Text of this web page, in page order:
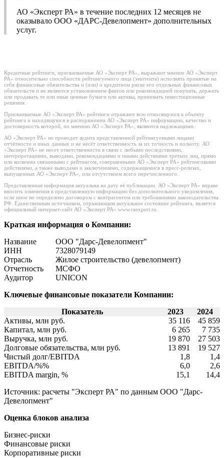
АО «Эксперт РА» в течение последних 12 месяцев не
оказывало ООО «ДАРС-Девелопмент» дополнительных
услуг.
Кредитные рейтинги, присваиваемые АО «Эксперт РА», выражают мнение АО «Эксперт
РА» относительно способности рейтингуемого лица (эмитента) исполнять принятые на
себя финансовые обязательства и (или) о кредитном риске его отдельных финансовых
обязательств и не являются установлением фактов или рекомендацией покупать, держать
или продавать те или иные ценные бумаги или активы, принимать инвестиционные
решения.
Присваиваемые АО «Эксперт РА» рейтинги отражают всю относящуюся к объекту
рейтинга и находящуюся в распоряжении АО «Эксперт РА» информацию, качество и
достоверность которой, по мнению АО «Эксперт РА», являются надлежащими.
АО «Эксперт РА» не проводит аудита представленной рейтингуемыми лицами
отчётности и иных данных и не несёт ответственность за их точность и полноту. АО
«Эксперт РА» не несет ответственности в связи с любыми последствиями,
интерпретациями, выводами, рекомендациями и иными действиями третьих лиц, прямо
или косвенно связанными с рейтингом, совершенными АО «Эксперт РА» рейтинговыми
действиями, а также выводами и заключениями, содержащимися в пресс-релизах,
выпущенных АО «Эксперт РА», или отсутствием всего перечисленного.
Представленная информация актуальна на дату её публикации. АО «Эксперт РА» вправе
вносить изменения в представленную информацию без дополнительного уведомления,
если иное не определено договором с контрагентом или требованиями законодательства
РФ. Единственным источником, отражающим актуальное состояние рейтинга, является
официальный интернет-сайт АО «Эксперт РА» www.raexpert.ru.
Краткая информация о Компании:
Название
ООО "Дарс-Девелопмент"
ИНН
7328079149
Отрасль
Жилое строительство (девелопмент)
Отчетность
МСФО
Аудитор
UNICON
Ключевые финансовые показатели Компании:
Показатель
2023
2024
Активы, млн руб.
35 116
45 859
Капитал, млн руб.
6 265
7 735
Выручка, млн руб.
19 870
27 503
Долговые обязательства, млн руб.
13 891
19 527
Чистый долг/EBITDA
1,8
1,4
EBITDA/%%
6,0
2,6
EBITDA margin, %
15,1
14,4
Источник: расчеты "Эксперт РА" по данным ООО "Дарс-
Девелопмент"
Оценка блоков анализа
Бизнес-риски
Финансовые риски
Корпоративные риски